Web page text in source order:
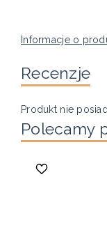
Informacje o
Recenzje
Produkt nie
Polecamy